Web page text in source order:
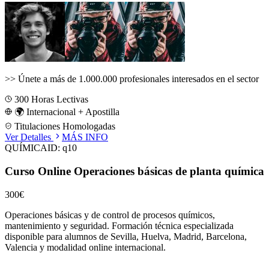
>> Únete a más de 1.000.000 profesionales interesados en el sector
300 Horas Lectivas
🌍 Internacional + Apostilla
Titulaciones Homologadas
Ver Detalles
MÁS INFO
QUÍMICAID: q10
Curso Online Operaciones básicas de planta química
300€
Operaciones básicas y de control de procesos químicos,
mantenimiento y seguridad. Formación técnica especializada
disponible para alumnos de Sevilla, Huelva, Madrid, Barcelona,
Valencia y modalidad online internacional.